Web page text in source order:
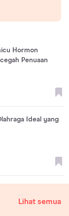
Hormon
Penuaan
Ideal yang
Lihat semua